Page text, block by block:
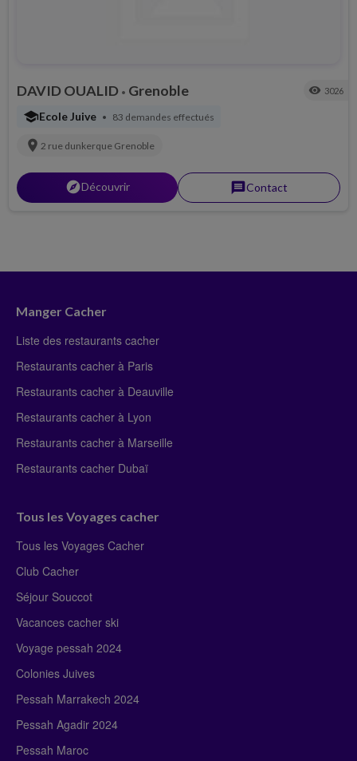
DAVID OUALID • Grenoble visibility 3026
schoolEcole Juive • 83 demandes effectués
location_on 2 rue dunkerque Grenoble
explorerDécouvrir messageContact
Manger Cacher
Liste des restaurants cacher
Restaurants cacher à Paris
Restaurants cacher à Deauville
Restaurants cacher à Lyon
Restaurants cacher à Marseille
Restaurants cacher Dubaï
Tous les Voyages cacher
Tous les Voyages Cacher
Club Cacher
Séjour Souccot
Vacances cacher ski
Voyage pessah 2024
Colonies Juives
Pessah Marrakech 2024
Pessah Agadir 2024
Pessah Maroc